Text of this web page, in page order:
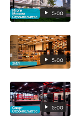
5:00
5:00
5:00